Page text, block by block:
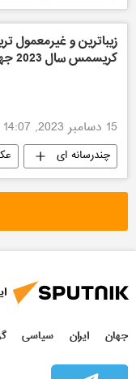
اوکراین
زیباترین و غیرمعمول
کریسمس سال 2023 جهان در تصاویر
15 دسامبر 2023, 14:07
چندرسانه ای
جهان ایران سیاسی